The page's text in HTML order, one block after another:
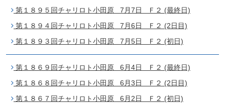
第１８９５回チャリロト小田原 7月7日 Ｆ２ (最終日)
第１８９４回チャリロト小田原 7月6日 Ｆ２ (2日目)
第１８９３回チャリロト小田原 7月5日 Ｆ２ (初日)
第１８６９回チャリロト小田原 6月4日 Ｆ２ (最終日)
第１８６８回チャリロト小田原 6月3日 Ｆ２ (2日目)
第１８６７回チャリロト小田原 6月2日 Ｆ２ (初日)